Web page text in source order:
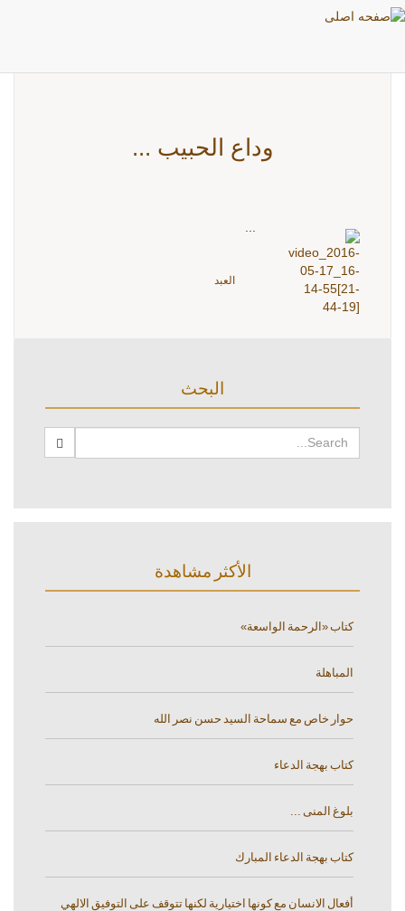
وداع الحبيب ...
...
العبد
البحث
الأكثر مشاهدة
كتاب «الرحمة الواسعة»
المباهلة
حوار خاص مع سماحة السيد حسن نصر الله
كتاب بهجة الدعاء
بلوغ المنى ...
كتاب بهجة الدعاء المبارك
أفعال الانسان مع كونها اختيارية لكنها تتوقف على التوفيق الالهي